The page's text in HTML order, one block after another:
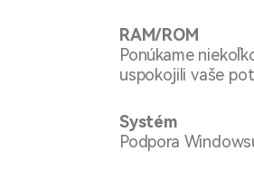
RAM/ROM
Ponúkame
uspokojili vaše
Systém
Podpora